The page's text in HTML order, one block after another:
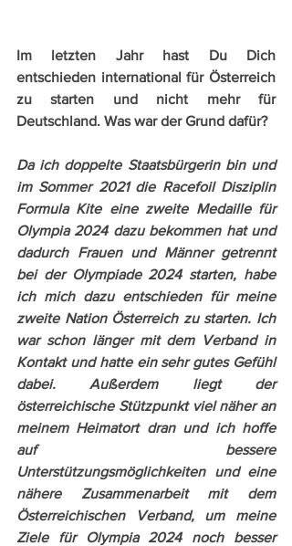
Im letzten Jahr hast Du Dich
entschieden international für Österreich
zu starten und nicht mehr für
Deutschland. Was war der Grund dafür?
Da ich doppelte Staatsbürgerin bin und
im Sommer 2021 die Racefoil Disziplin
Formula Kite eine zweite Medaille für
Olympia 2024 dazu bekommen hat und
dadurch Frauen und Männer getrennt
bei der Olympiade 2024 starten, habe
ich mich dazu entschieden für meine
zweite Nation Österreich zu starten. Ich
war schon länger mit dem Verband in
Kontakt und hatte ein sehr gutes Gefühl
dabei. Außerdem liegt der
österreichische Stützpunkt viel näher an
meinem Heimatort dran und ich hoffe
auf bessere
Unterstützungsmöglichkeiten und eine
nähere Zusammenarbeit mit dem
Österreichischen Verband, um meine
Ziele für Olympia 2024 noch besser